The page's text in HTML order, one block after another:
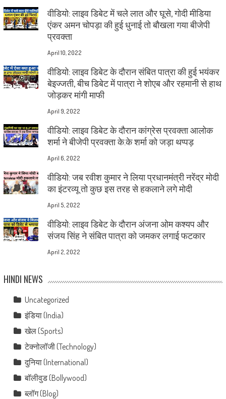
वीडियो: लाइव डिबेट में चले लात और घूसे, गोदी मीडिया
एंकर अमन चोपड़ा की हुई धुनाई तो बौखला गया बीजेपी
प्रवक्ता
April 10, 2022
वीडियो: लाइव डिबेट के दौरान संबित पात्रा की हुई भयंकर
बेइज्जती, बीच डिबेट में पात्रा ने शोएब और रहमानी से हाथ
जोड़कर मांगी माफी
April 9, 2022
वीडियो: लाइव डिबेट के दौरान कांग्रेस प्रवक्ता आलोक
शर्मा ने बीजेपी प्रवक्ता के.के शर्मा को जड़ा थप्पड़
April 6, 2022
वीडियो: जब रवीश कुमार ने लिया प्रधानमंत्री नरेंद्र मोदी
का इंटरव्यू तो कुछ इस तरह से हकलाने लगे मोदी
April 5, 2022
वीडियो: लाइव डिबेट के दौरान अंजना ओम कश्यप और
संजय सिंह ने संबित पात्रा को जमकर लगाई फटकार
April 2, 2022
HINDI NEWS
Uncategorized
इंडिया (India)
खेल (Sports)
टेक्नोलॉजी (Technology)
दुनिया (International)
बॉलीवुड (Bollywood)
ब्लॉग (Blog)